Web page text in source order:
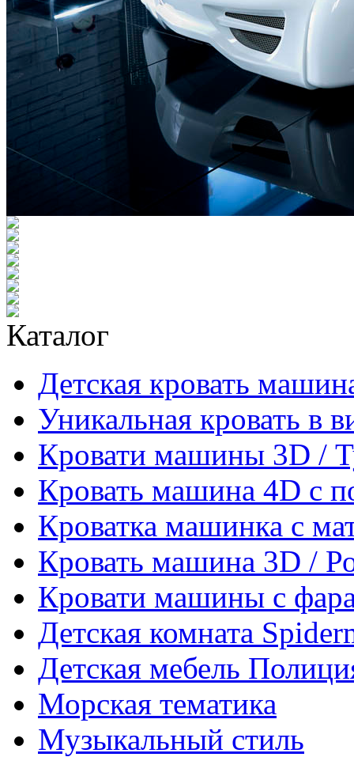
Каталог
Детская кровать
Уникальная кровать в
Кровати машины 3D /
Кровать машина 4D с
Кроватка машинка с
Кровать машина 3D /
Кровати машины с
Детская комната
Детская мебель
Морская тематика
Музыкальный стиль